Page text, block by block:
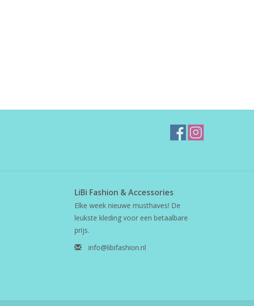
LiBi Fashion & Accessories
Elke week nieuwe musthaves! De
leukste kleding voor een betaalbare
prijs.
info@libifashion.nl